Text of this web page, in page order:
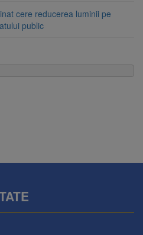
cere reducerea luminii pe
public